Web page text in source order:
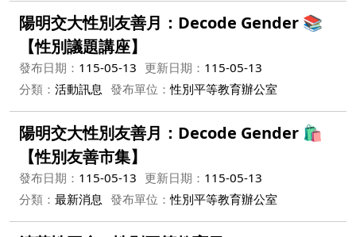
陽明交大性別友善月：Decode Gender 📚
【性別議題講座】
發布日期： 115-05-13 更新日期： 115-05-13
分類： 活動訊息 發布單位：性別平等教育辦公室
陽明交大性別友善月：Decode Gender 🛍️
【性別友善市集】
發布日期： 115-05-13 更新日期： 115-05-13
分類： 最新消息 發布單位：性別平等教育辦公室